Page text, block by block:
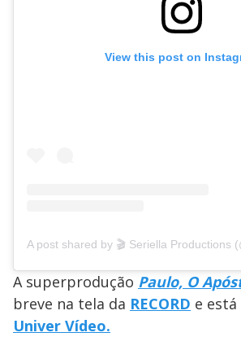
View this post on
A superprodução Paulo, O
breve na tela da RECORD e
Univer Vídeo.